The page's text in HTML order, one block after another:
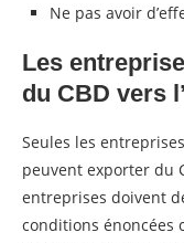
Ne pas avoir
Les
du CBD vers
Seules les
peuvent exporter du
entreprises doivent
conditions énoncées